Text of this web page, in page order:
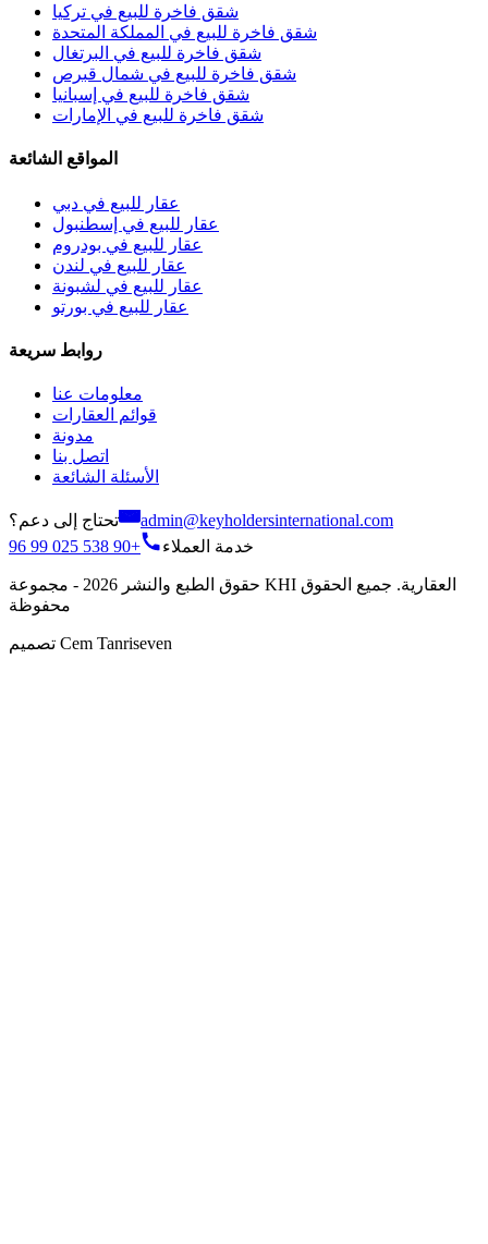
شقق فاخرة للبيع في تركيا
شقق فاخرة للبيع في المملكة المتحدة
شقق فاخرة للبيع في البرتغال
شقق فاخرة للبيع في شمال قبرص
شقق فاخرة للبيع في إسبانيا
شقق فاخرة للبيع في الإمارات
المواقع الشائعة
عقار للبيع في دبي
عقار للبيع في إسطنبول
عقار للبيع في بودروم
عقار للبيع في لندن
عقار للبيع في لشبونة
عقار للبيع في بورتو
روابط سريعة
معلومات عنا
قوائم العقارات
مدونة
اتصل بنا
الأسئلة الشائعة
تحتاج إلى دعم؟
admin@keyholdersinternational.com
خدمة العملاء
+90 538 025 99 96
حقوق الطبع والنشر 2026 - مجموعة KHI العقارية. جميع الحقوق
محفوظة
تصميم Cem Tanriseven